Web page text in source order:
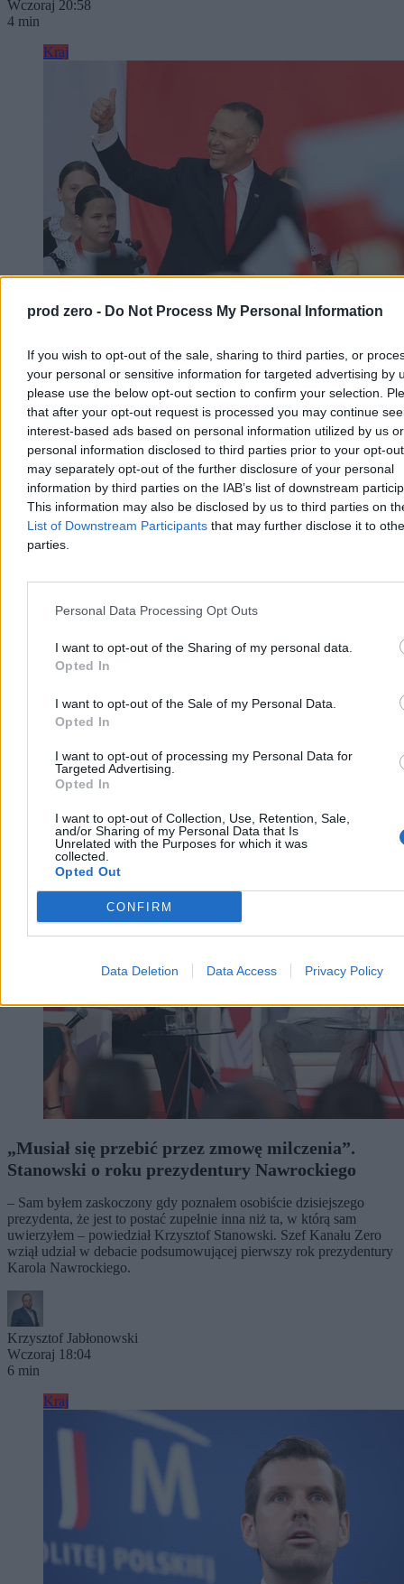
prod zero - Do Not Process My Personal Information
If you wish to opt-out of the sale, sharing to third parties, or
your personal or sensitive information for targeted advertising by
please use the below opt-out section to confirm your selection.
that after your opt-out request is processed you may continue
interest-based ads based on personal information utilized by us or
personal information disclosed to third parties prior to your opt-
may separately opt-out of the further disclosure of your personal
information by third parties on the IAB’s list of downstream
This information may also be disclosed by us to third parties on
List of Downstream Participants that may further disclose it to
parties.
Personal Data Processing Opt Outs
I want to opt-out of the Sharing of my personal data.
Opted In
I want to opt-out of the Sale of my Personal Data.
Opted In
I want to opt-out of processing my Personal Data for
Targeted Advertising.
Opted In
I want to opt-out of Collection, Use, Retention, Sale,
and/or Sharing of my Personal Data that Is
Unrelated with the Purposes for which it was
collected.
Opted Out
CONFIRM
Data Deletion Data Access Privacy Policy
Wczoraj 20:58
4 min
Kraj
„Chcę, byście mnie oceniali”
– Bardzo się cieszę, że w rok od zaprzysiężenia jesteście ze swoim
prezydentem w naszym wspólnym domu. Wy zdecydowaliście o
tym, że mam być waszym głosem w Pałacu Prezydenckim –
powiedział Karol Nawrocki podczas obchodów rocznicy jego
zaprzysiężenia na stanowisko prezydenta RP. W trackie wystąpienia
zapowiedział, że w ciągu kilku miesięcy będzie przedstawiona
prezydencka strategia rozwoju.
Reklama
Kraj
„Musiał się przebić przez zmowę milczenia”.
Stanowski o roku prezydentury Nawrockiego
– Sam byłem zaskoczony gdy poznałem osobiście dzisiejszego
prezydenta, że jest to postać zupełnie inna niż ta, w którą sam
uwierzyłem – powiedział Krzysztof Stanowski. Szef Kanału Zero
wziął udział w debacie podsumowującej pierwszy rok prezydentury
Karola Nawrockiego.
Krzysztof Jabłonowski
Wczoraj 18:04
6 min
Kraj